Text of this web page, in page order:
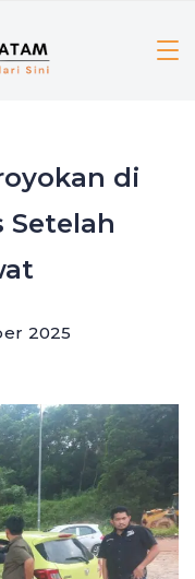
di
Setelah
2025